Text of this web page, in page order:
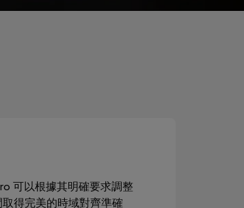
可以根據其明確要求調整
得完美的時域對齊準確